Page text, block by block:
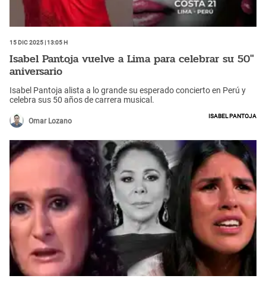
15 Dic 2025 | 13:05 h
Isabel Pantoja vuelve a Lima para celebrar su 50"
aniversario
Isabel Pantoja alista a lo grande su esperado concierto en Perú y
celebra sus 50 años de carrera musical.
Omar Lozano
Isabel Pantoja